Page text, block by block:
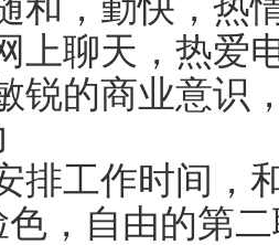
聊天，热爱
商业意识，
作时间，和
，自由的第